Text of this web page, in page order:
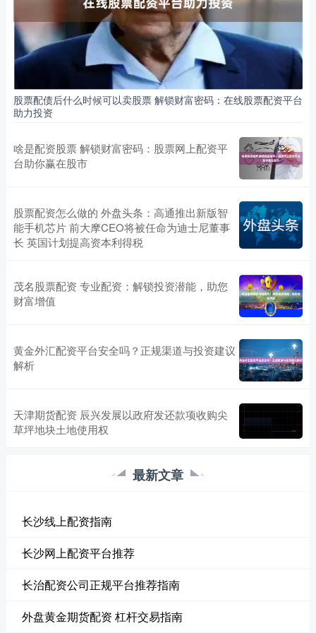
股票配债后什么时候可以卖股票 解锁财富密码：在线股票配资平台
助力投资
啥是配资股票 解锁财富密码：股票网上配资平
台助你赢在股市
股票配资怎么做的 外盘头条：高通推出新版智
能手机芯片 前大摩CEO将被任命为迪士尼董事
长 英国计划提高资本利得税
茂名股票配资 专业配资：解锁投资潜能，助您
财富增值
黄金外汇配资平台安全吗？正规渠道与投资建议
解析
天津期货配资 辰兴发展以政府发还款项收购尖
草坪地块土地使用权
最新文章
长沙线上配资指南
长沙网上配资平台推荐
长治配资公司正规平台推荐指南
外盘黄金期货配资 杠杆交易指南